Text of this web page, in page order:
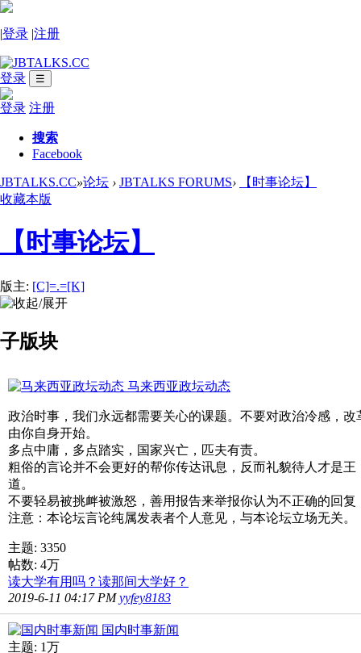
|登录 |注册
登录 ☰
登录 注册
搜索
Facebook
JBTALKS.CC»论坛 › JBTALKS FORUMS›
【时事论坛】
收藏本版
【时事论坛】
版主: [C]=.=[K]
子版块
马来西亚政坛动态
政治时事，我们永远都需要关心的课题。不要对政治冷感，改
由你自身开始。
多点中庸，多点踏实，国家兴亡，匹夫有责。
粗俗的言论并不会更好的帮你传达讯息，反而礼貌待人才是王
道。
不要轻易被挑衅被激怒，善用报告来举报你认为不正确的回复
注意：本论坛言论纯属发表者个人意见，与本论坛立场无关。
主题: 3350
帖数: 4万
读大学有用吗？读那间大学好？
2019-6-11 04:17 PMyyfey8183
国内时事新闻
主题: 1万